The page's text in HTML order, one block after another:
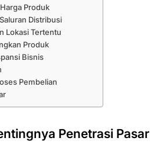
Produk
Distribusi
Lokasi Tertentu
Produk
Bisnis
Pembelian
Penetrasi Pasar